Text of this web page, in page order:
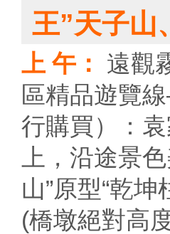
王”天子山
上 午：
遠觀
區精品遊覽
行購買）：
上，沿途景
山”原型“乾
(橋墩絕對高